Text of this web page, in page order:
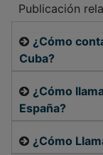
Publicación
¿Cómo
Cuba?
¿Cómo
España?
¿Cómo